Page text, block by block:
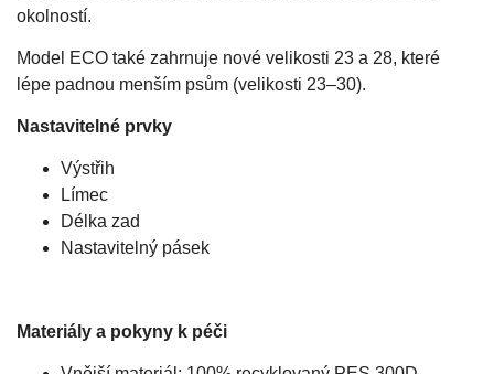
okolností.
Model ECO také zahrnuje nové velikosti 23 a 28, které
lépe padnou menším psům (velikosti 23–30).
Nastavitelné prvky
Výstřih
Límec
Délka zad
Nastavitelný pásek
Materiály a pokyny k péči